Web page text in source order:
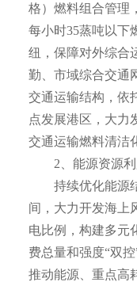
格）燃料组合管理
每小时35蒸吨以下
纽，保障对外综合
勤、市域综合交通
交通运输结构，依
点发展港区，大力
交通运输燃料清洁
2、能源资源利
持续优化能源结
间，大力开发海上
电比例，构建多元
费总量和强度“双
推动能源、重点高